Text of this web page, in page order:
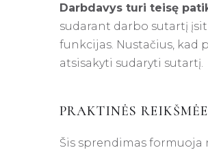
Darbdavys turi teisę
sudarant darbo sutartį
funkcijas. Nustačius,
atsisakyti sudaryti sutartį.
PRAKTINĖS REIKŠMĖE
Šis sprendimas formuoja